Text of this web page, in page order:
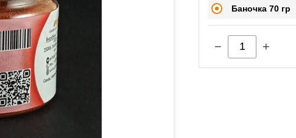
Баночка 70 гр
− +